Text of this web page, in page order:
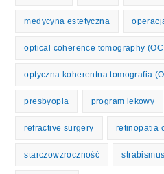
medycyna estetyczna
optical coherence tomography
optyczna koherentna tomografia
presbyopia program lekowy
refractive surgery retinopatia
starczowzroczność strabismus